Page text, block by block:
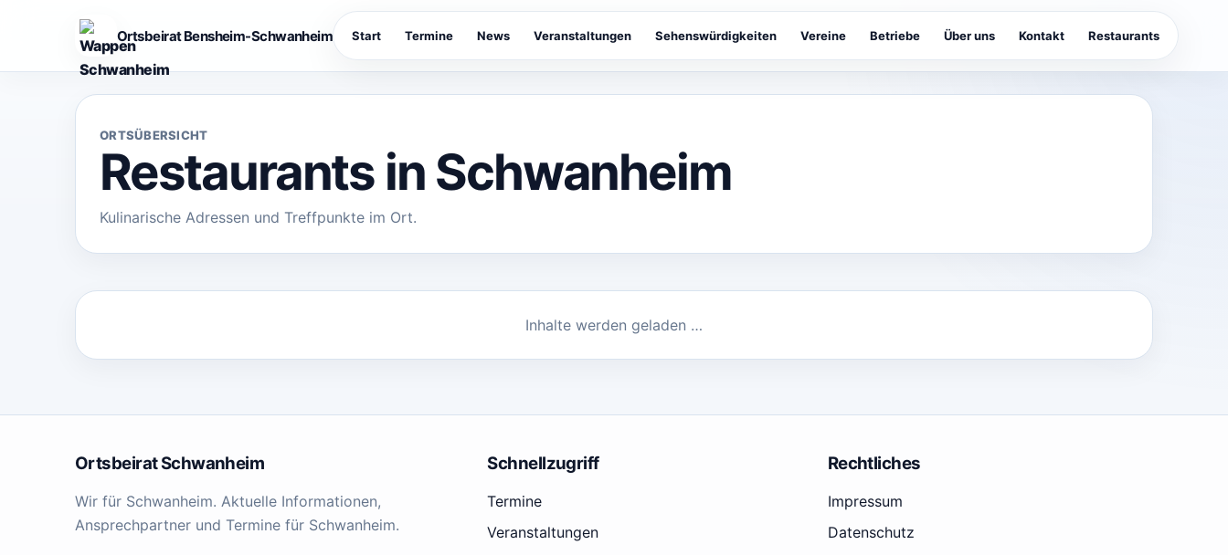
Ortsbeirat Bensheim-Schwanheim Start Termine News Veranstaltungen Sehenswürdigkeiten Vereine Betriebe Über uns Kontakt Restaurants
ORTSÜBERSICHT
Restaurants in Schwanheim
Kulinarische Adressen und Treffpunkte im Ort.
Inhalte werden geladen …
Ortsbeirat Schwanheim
Wir für Schwanheim. Aktuelle Informationen,
Ansprechpartner und Termine für Schwanheim.
Schnellzugriff
Termine
Veranstaltungen
Rechtliches
Impressum
Datenschutz